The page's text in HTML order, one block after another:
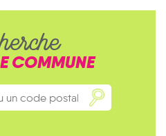
COMMUNE